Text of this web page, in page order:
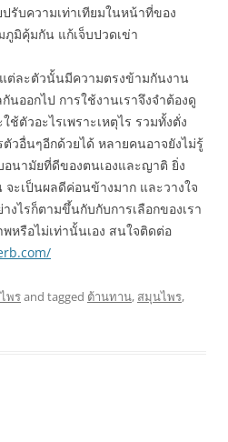
รับความเท่าเทียมในหน้าที่ของ
ภูมิคุ้มกัน แก้เจ็บปวดเข่า
แต่ละตัวนั้นมีความตรงข้ามกันงาน
ออกไป การใช้งานเราจึงจำต้องดู
ตัวอะไรเพราะเหตุไร รวมทั้งตั่ง
วอื่นๆอีกด้วยได้ หลายคนอาจยังไม่รู้
นามัยที่ดีของตนเองและญาติ ยิ่ง
ะเป็นผลดีค่อนข้างมาก และวางใจ
งไรก็ตามขึ้นกับกับการเลือกของเรา
หรือไม่เท่านั้นเอง สนใจติดต่อ
พรand tagged ต้านทาน, สมุนไพร,